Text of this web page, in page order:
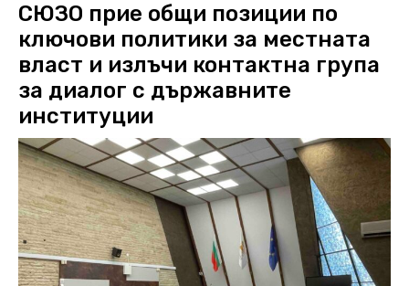
СЮЗО прие общи позиции по
ключови политики за местната
власт и излъчи контактна група
за диалог с държавните
институции